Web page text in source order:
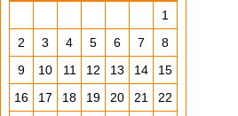
1
2
3 4 5 6 7
8
9
10 11 12 13 14
15
16
17 18 19 20 21
22